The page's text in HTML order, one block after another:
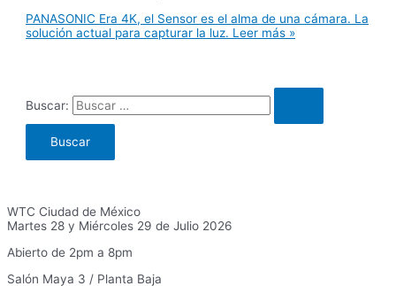
PANASONIC Era 4K, el Sensor es el alma de una cámara. La
solución actual para capturar la luz. Leer más »
Buscar:
WTC Ciudad de México
Martes 28 y Miércoles 29 de Julio 2026
Abierto de 2pm a 8pm
Salón Maya 3 / Planta Baja